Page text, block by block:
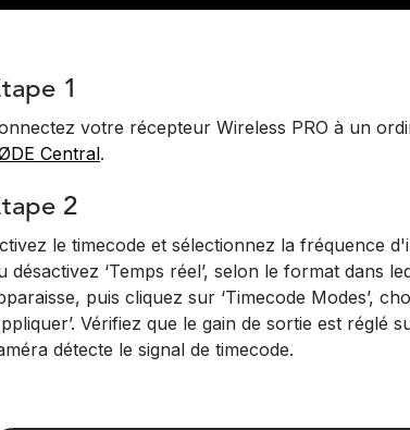
1
votre récepteur Wireless PRO à un
Central.
2
le timecode et sélectionnez la fréquence
désactivez ‘Temps réel’, selon le format dans
puis cliquez sur ‘Timecode Modes’,
Vérifiez que le gain de sortie est
détecte le signal de timecode.